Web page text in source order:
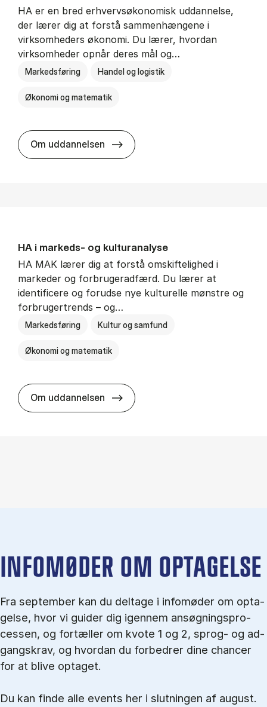
HA er en bred erhvervsøkonomisk uddannelse,
der lærer dig at forstå sammenhængene i
virksomheders økonomi. Du lærer, hvordan
virksomheder opnår deres mål og…
Markedsføring Handel og logistik
Økonomi og matematik
Om uddannelsen HA al­men erhvervs­økonomi
HA i mar­keds- og kul­tu­r­a­na­ly­se
HA MAK lærer dig at forstå omskiftelighed i
markeder og forbrugeradfærd. Du lærer at
identificere og forudse nye kulturelle mønstre og
forbrugertrends – og…
Markedsføring Kultur og samfund
Økonomi og matematik
Om uddannelsen HA i mar­keds- og kul­tu­r­a­na­ly­se
IN­FO­MØ­DER OM OP­TA­GEL­SE
Fra september kan du del­tage i in­fo­mø­der om op­ta­
gel­se, hvor vi gu­i­der dig igen­nem an­søg­nings­pro­
ces­sen, og for­tæl­ler om kvo­te 1 og 2, sprog- og ad­
gangs­krav, og hvordan du forbedrer dine chancer
for at blive optaget.
Du kan finde alle events her i slutningen af august.